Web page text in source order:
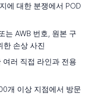
에 대한 분쟁에서 POD
는 AWB 번호, 원본 구
한 손상 사진
러 직접 라인과 전용
개 이상 지점에서 방문